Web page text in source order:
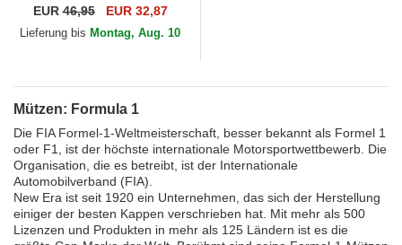
9FORTY der Haas F1 Team
Formula 1 von New Era
EUR46,95 EUR 32,87
Lieferung bis Montag, Aug. 10
Mützen: Formula 1
Die FIA Formel-1-Weltmeisterschaft, besser bekannt als Formel 1
oder F1, ist der höchste internationale Motorsportwettbewerb. Die
Organisation, die es betreibt, ist der Internationale
Automobilverband (FIA).
New Era ist seit 1920 ein Unternehmen, das sich der Herstellung
einiger der besten Kappen verschrieben hat. Mit mehr als 500
Lizenzen und Produkten in mehr als 125 Ländern ist es die